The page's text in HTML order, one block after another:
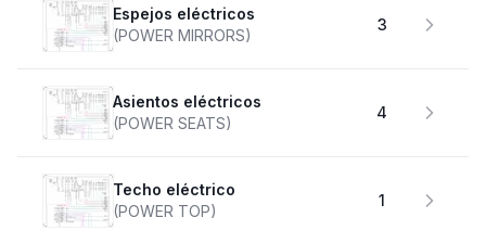
Espejos eléctricos
(POWER MIRRORS)
3
Asientos eléctricos
(POWER SEATS)
4
Techo eléctrico
(POWER TOP)
1